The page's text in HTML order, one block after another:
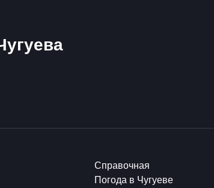
Справочная
Погода в Чугуеве